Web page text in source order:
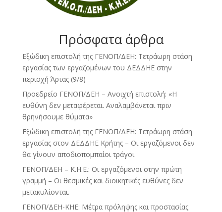
Πρόσφατα άρθρα
Εξώδικη επιστολή της ΓΕΝΟΠ/ΔΕΗ: Τετράωρη στάση
εργασίας των εργαζομένων του ΔΕΔΔΗΕ στην
περιοχή Άρτας (9/8)
Προεδρείο ΓΕΝΟΠ/ΔΕΗ – Ανοιχτή επιστολή: «Η
ευθύνη δεν μεταφέρεται. Αναλαμβάνεται πριν
θρηνήσουμε θύματα»
Εξώδικη επιστολή της ΓΕΝΟΠ/ΔΕΗ: Τετράωρη στάση
εργασίας στον ΔΕΔΔΗΕ Κρήτης – Οι εργαζόμενοι δεν
θα γίνουν αποδιοπομπαίοι τράγοι
ΓΕΝΟΠ/ΔΕΗ – Κ.Η.Ε.: Οι εργαζόμενοι στην πρώτη
γραμμή – Οι θεσμικές και διοικητικές ευθύνες δεν
μετακυλίονται.
ΓΕΝΟΠ/ΔΕΗ-ΚΗΕ: Μέτρα πρόληψης και προστασίας